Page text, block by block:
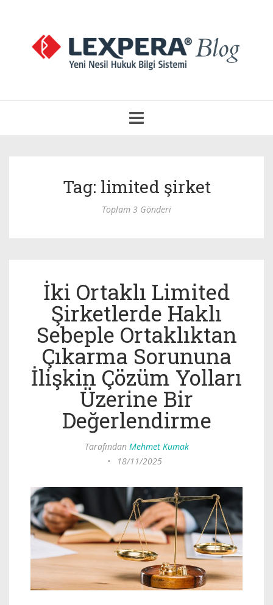
Aç
Tag: limited şirket
Toplam 3 Gönderi
İki Ortaklı Limited
Şirketlerde Haklı
Sebeple Ortaklıktan
Çıkarma Sorununa
İlişkin Çözüm Yolları
Üzerine Bir
Değerlendirme
Tarafından Mehmet Kumak
•
18/11/2025